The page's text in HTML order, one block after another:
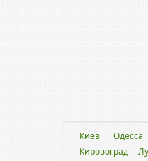
Киев Одесса
Кировоград